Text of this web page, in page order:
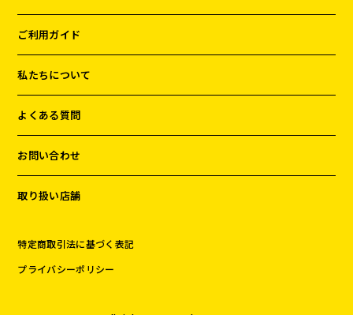
ご利用ガイド
私たちについて
よくある質問
お問い合わせ
取り扱い店舗
特定商取引法に基づく表記
プライバシーポリシー